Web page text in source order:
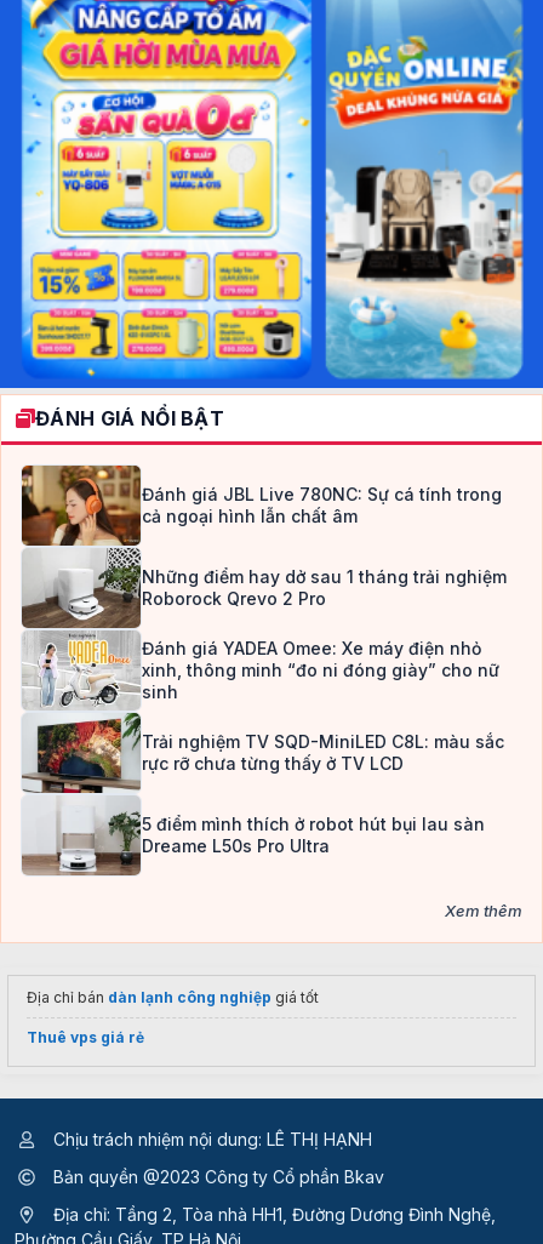
ĐÁNH GIÁ NỔI BẬT
Đánh giá JBL Live 780NC: Sự cá tính trong
cả ngoại hình lẫn chất âm
Những điểm hay dở sau 1 tháng trải nghiệm
Roborock Qrevo 2 Pro
Đánh giá YADEA Omee: Xe máy điện nhỏ
xinh, thông minh “đo ni đóng giày” cho nữ
sinh
Trải nghiệm TV SQD-MiniLED C8L: màu sắc
rực rỡ chưa từng thấy ở TV LCD
5 điểm mình thích ở robot hút bụi lau sàn
Dreame L50s Pro Ultra
Xem thêm
Địa chỉ bán dàn lạnh công nghiệp giá tốt
Thuê vps giá rẻ
Chịu trách nhiệm nội dung: LÊ THỊ HẠNH
Bản quyền @2023 Công ty Cổ phần Bkav
Địa chỉ: Tầng 2, Tòa nhà HH1, Đường Dương Đình Nghệ,
Phường Cầu Giấy, TP Hà Nội